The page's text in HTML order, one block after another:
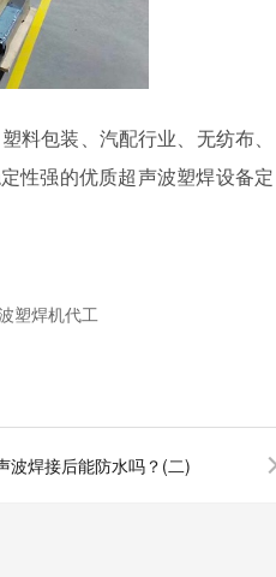
料包装、汽配行业、无纺布、
性强的优质超声波塑焊设备定
塑焊机代工
波焊接后能防水吗？(二)